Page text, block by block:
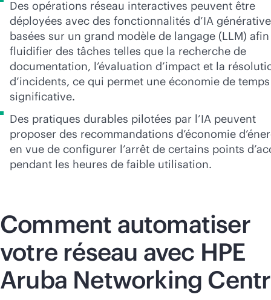
Des opérations réseau interactives peuvent être
déployées avec des fonctionnalités d’IA générative
basées sur un grand modèle de langage (LLM)
fluidifier des tâches telles que la recherche de
documentation, l’évaluation d’impact et la
d’incidents, ce qui permet une économie de temps
significative.
Des pratiques durables pilotées par l’IA peuvent
proposer des recommandations d’économie
en vue de configurer l’arrêt de certains points
pendant les heures de faible utilisation.
Comment automatiser
votre réseau avec HPE
Aruba Networking